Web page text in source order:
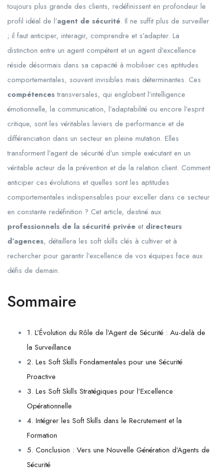
toujours plus grande des clients, redéfinissent en profondeur le
profil idéal de l’agent de sécurité. Il ne suffit plus de surveiller
; il faut anticiper, interagir, comprendre et s’adapter. La
distinction entre un agent compétent et un agent d’excellence
réside désormais dans sa capacité à mobiliser ces aptitudes
comportementales, souvent invisibles mais déterminantes. Ces
compétencestransversales, qui englobent l’intelligence
émotionnelle, la communication, l’adaptabilité ou encore l’esprit
critique, sont les véritables leviers de performance et de
différenciation dans un secteur en pleine mutation. Elles
transforment l’agent de sécurité d’un simple exécutant en un
véritable acteur de la prévention et de la relation client. Comment
anticiper ces évolutions et quelles sont les aptitudes
comportementales indispensables pour exceller dans ce secteur
en constante redéfinition ? Cet article, destiné aux
professionnels de la sécurité privée et directeurs
d’agences, détaillera les soft skills clés à cultiver et à
rechercher pour garantir l’excellence de vos équipes face aux
défis de demain.
Sommaire
1. L’Évolution du Rôle de l’Agent de Sécurité : Au-delà de
la Surveillance
2. Les Soft Skills Fondamentales pour une Sécurité
Proactive
3. Les Soft Skills Stratégiques pour l’Excellence
Opérationnelle
4. Intégrer les Soft Skills dans le Recrutement et la
Formation
5. Conclusion : Vers une Nouvelle Génération d’Agents de
Sécurité